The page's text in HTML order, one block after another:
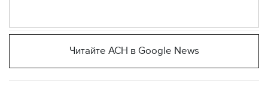
Читайте АСН в Google News